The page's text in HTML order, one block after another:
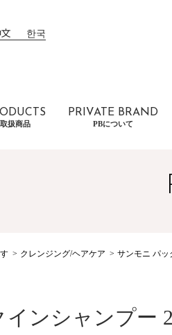
한국
取扱商品
PRIVATE BRAND
PBについて
クレンジング/ヘアケア サンモニ パッ
ンシャンプー